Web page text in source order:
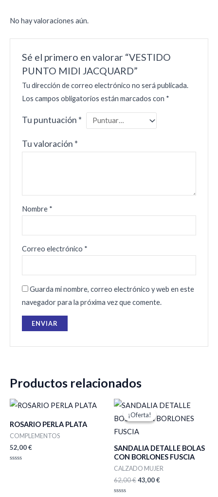
No hay valoraciones aún.
Sé el primero en valorar “VESTIDO
PUNTO MIDI JACQUARD”
Tu dirección de correo electrónico no será publicada.
Los campos obligatorios están marcados con *
Tu puntuación *
Tu valoración *
Nombre *
Correo electrónico *
Guarda mi nombre, correo electrónico y web en este
navegador para la próxima vez que comente.
Productos relacionados
ROSARIO PERLA PLATA
COMPLEMENTOS
52,00€
¡Oferta!
¡Oferta!
SANDALIA DETALLE BOLAS
CON BORLONES FUSCIA
CALZADO MUJER
62,00€
El
precio
original
62,00 €.
43,00€
El
precio
actual